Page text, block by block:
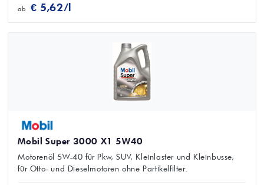
ab € 5,62/l
Mobil Super 3000 X1 5W40
Motorenöl 5W-40 für Pkw, SUV, Kleinlaster und Kleinbusse,
für Otto- und Dieselmotoren ohne Partikelfilter.